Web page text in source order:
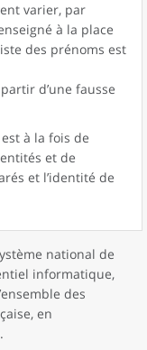
varier, par
à la place
des prénoms est
d’une fausse
à la fois de
et de
et l’identité de
national de
informatique,
des
en